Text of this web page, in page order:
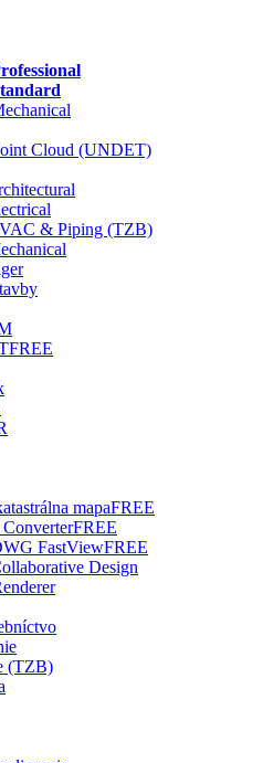
Cloud (UNDET)
& Piping (TZB)
FREE
mapaFREE
FREE
FastViewFREE
Design
(TZB)